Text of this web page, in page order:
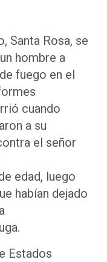
Santa Rosa, se
hombre a
fuego en el
cuando
a su
el señor
edad, luego
habían dejado
Estados